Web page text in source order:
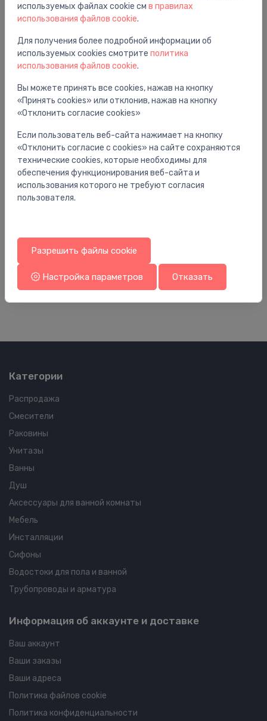
Вам также может понравиться
Радиаторные клапаны
Rad. Termovent. leņķa Eclipse F 1/2"
32.04 €
Категории
Распродажа
Смесители
Раковины
Унитазы
Ванны
Душ
Аксессуары для ванной комнаты
Мебель
Инсталляции
Сифоны
Водостоки для пола и ванной
Трубопроводы и арматура
Информация об аккаунте и доставке
Ваш аккаунт
Ваши заказы
Ваши адреса
Политика файлов cookie
Политика конфиденциальности
используемых файлах cookie см в правилах
использования файлов cookie.
Для получения более подробной информации об
используемых cookies смотрите политика
использования файлов cookie.
Вы можете принять все cookies, нажав на кнопку
«Принять cookies» или отклонив, нажав на кнопку
«Отклонить согласие cookies»
Если пользователь веб-сайта нажимает на кнопку
«Отклонить согласие с cookies» на сайте сохраняются
технические cookies, которые необходимы для
обеспечения функционирования веб-сайта и
использования которого не требуют согласия
пользователя.
Разрешить файлы cookie
Настройка параметров Отказать